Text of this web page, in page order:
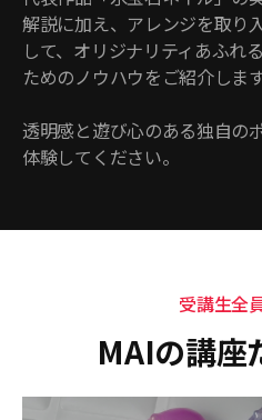
解説に加え、アレンジを取り
して、オリジナリティあふれ
ためのノウハウをご紹介します
透明感と遊び心のある独自の
体験してください。
受講生全
MAIの講座